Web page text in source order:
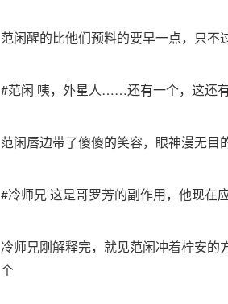
范闲醒的比他们预料的要早一点，只不
#范闲 咦，外星人……还有一个，这
范闲唇边带了傻傻的笑容，眼神漫无目
#冷师兄 这是哥罗芳的副作用，他现在
冷师兄刚解释完，就见范闲冲着柠安
个